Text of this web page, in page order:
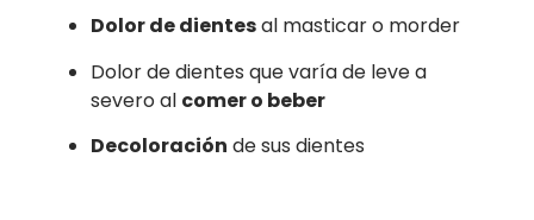
Dolor de dientesal masticar o morder
Dolor de dientes que varía de leve a
severo al comer o beber
Decoloración de sus dientes